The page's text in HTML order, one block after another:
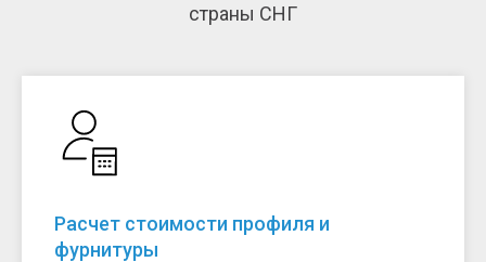
страны СНГ
Расчет стоимости профиля и
фурнитуры